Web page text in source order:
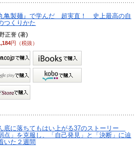
丸亀製麺』で学んだ 超実直！ 史上最高の自
つくりかた
正誉 (著)
円（税抜）
底に落ちてもはい上がる37のストーリー
点」を克服し、「自己発見」と「決断」に辿
いた２週間